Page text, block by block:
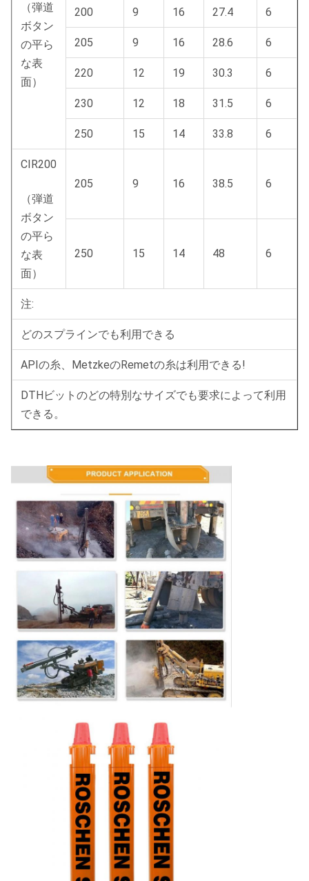
（弾道
ボタン
の平ら
な表
面）
200 9 16 27.4 6
205 9 16 28.6 6
220 12 19 30.3 6
230 12 18 31.5 6
250 15 14 33.8 6
CIR200
（弾道
ボタン
の平ら
な表
面）
205 9 16 38.5 6
250 15 14 48 6
注:
どのスプラインでも利用できる
APIの糸、MetzkeのRemetの糸は利用できる!
DTHビットのどの特別なサイズでも要求によって利用
できる。